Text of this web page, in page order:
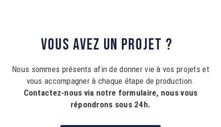
VOUS AVEZ UN PROJET ?
Nous sommes présents afin de donner vie à vos projets et
vous accompagner à chaque étape de production.
Contactez-nous via notre formulaire, nous vous
répondrons sous 24h.